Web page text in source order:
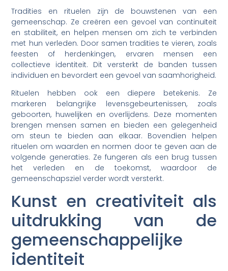
Tradities en rituelen zijn de bouwstenen van een
gemeenschap. Ze creëren een gevoel van continuïteit
en stabiliteit, en helpen mensen om zich te verbinden
met hun verleden. Door samen tradities te vieren, zoals
feesten of herdenkingen, ervaren mensen een
collectieve identiteit. Dit versterkt de banden tussen
individuen en bevordert een gevoel van saamhorigheid.
Rituelen hebben ook een diepere betekenis. Ze
markeren belangrijke levensgebeurtenissen, zoals
geboorten, huwelijken en overlijdens. Deze momenten
brengen mensen samen en bieden een gelegenheid
om steun te bieden aan elkaar. Bovendien helpen
rituelen om waarden en normen door te geven aan de
volgende generaties. Ze fungeren als een brug tussen
het verleden en de toekomst, waardoor de
gemeenschapsziel verder wordt versterkt.
Kunst en creativiteit als
uitdrukking van de
gemeenschappelijke
identiteit